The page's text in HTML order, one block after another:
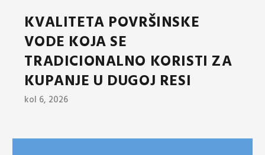
KVALITETA POVRŠINSKE
VODE KOJA SE
TRADICIONALNO KORISTI ZA
KUPANJE U DUGOJ RESI
kol 6, 2026